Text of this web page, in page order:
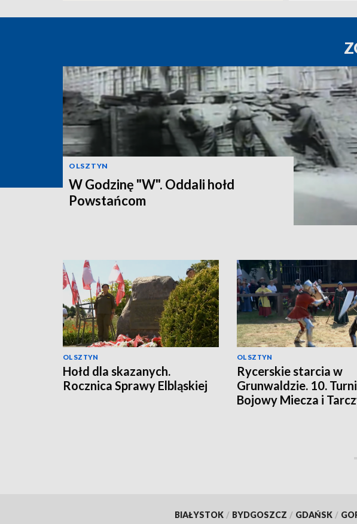
OLSZTYN
W Godzinę "W". Oddali hołd
Powstańcom
OLSZTYN
Hołd dla skazanych.
Rocznica Sprawy Elbląskiej
OLSZTYN
Rycerskie starcia w
Grunwaldzie. 10.
Bojowy Miecza i
BIAŁYSTOK / BYDGOSZCZ / GDAŃSK /